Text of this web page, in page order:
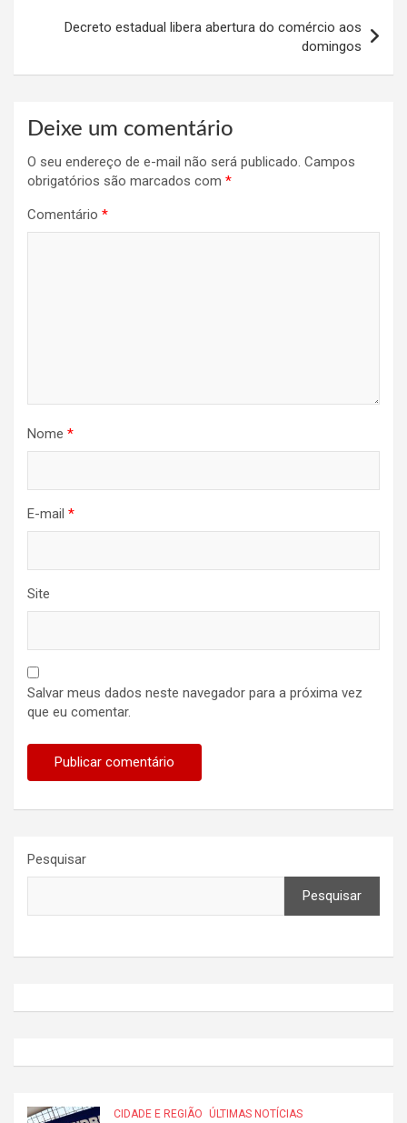
Decreto estadual libera abertura do comércio aos
domingos
Deixe um comentário
O seu endereço de e-mail não será publicado. Campos
obrigatórios são marcados com *
Comentário *
Nome *
E-mail *
Site
Salvar meus dados neste navegador para a próxima vez
que eu comentar.
Pesquisar
Pesquisar
CIDADE E REGIÃO ÚLTIMAS NOTÍCIAS